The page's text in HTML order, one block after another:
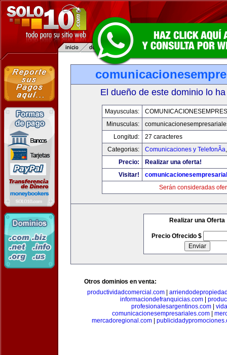
El dueño de este dominio lo
Mayusculas:
Minusculas:
Longitud:
27 caracteres
Categorias:
Comunicaciones y TelefonÃ­a
Precio:
Realizar una oferta!
Visitar!
Serán consideradas
Realizar una Oferta
Precio Ofrecido $
Otros dominios en venta:
productividadcomercial.com
informaciondefranquicias.com
profesionalesargentinos.com|
comunicacionesempresariales.com
mercadoregional.com